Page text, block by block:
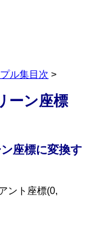
ル集目次 >
ーン座標
座標に変換す
ント座標(0,